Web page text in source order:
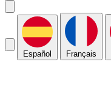
Español Français